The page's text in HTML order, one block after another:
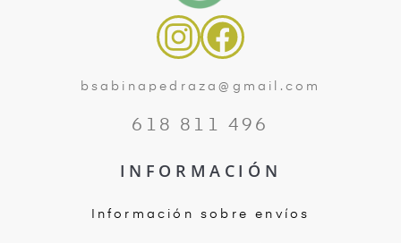
bsabinapedraza@gmail.com
618 811 496
INFORMACIÓN
Información sobre envíos